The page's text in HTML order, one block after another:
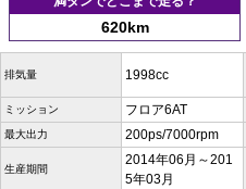
620km
排気量 1998cc
ミッション フロア6AT
最大出力 200ps/7000rpm
生産期間
2014年06月～201
5年03月